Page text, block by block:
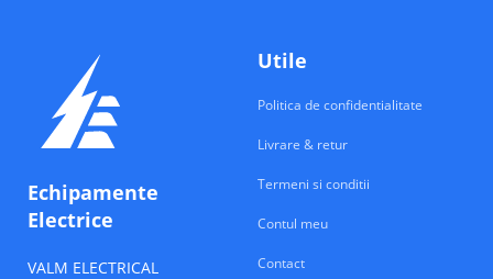
Echipamente
Electrice
VALM ELECTRICAL
Utile
Politica de confidentialitate
Livrare & retur
Termeni si conditii
Contul meu
Contact